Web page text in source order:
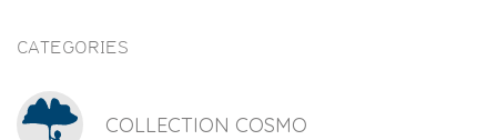
CATEGORIES
COLLECTION COSMO